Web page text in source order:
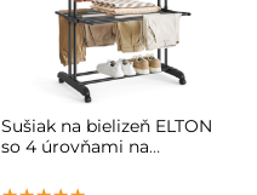
Sušiak na bielizeň ELTON
so 4 úrovňami na
63,5x128x173cm, čierna